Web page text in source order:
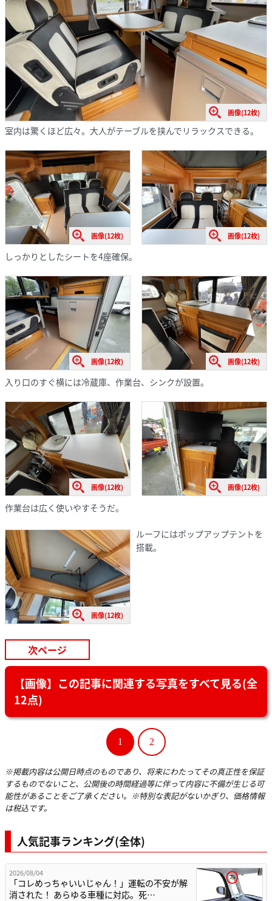
画像(12枚)
室内は驚くほど広々。大人がテーブルを挟んでリラックスできる。
画像(12枚) 画像(12枚)
しっかりとしたシートを4座確保。
画像(12枚) 画像(12枚)
入り口のすぐ横には冷蔵庫、作業台、シンクが設置。
画像(12枚) 画像(12枚)
作業台は広く使いやすそうだ。
画像(12枚)
ルーフにはポップアップテントを
搭載。
次ページ
【画像】この記事に関連する写真をすべて見る(全
12点)
1 2
※掲載内容は公開日時点のものであり、将来にわたってその真正性を保証
するものでないこと、公開後の時間経過等に伴って内容に不備が生じる可
能性があることをご了承ください。※特別な表記がないかぎり、価格情報
は税込です。
人気記事ランキング(全体)
2026/08/04
「コレめっちゃいいじゃん！」運転の不安が解
消された！ あらゆる車種に対応。死…